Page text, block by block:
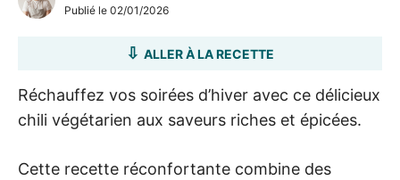
Publié le 02/01/2026
ALLER À LA RECETTE
Réchauffez vos soirées d’hiver avec ce délicieux
chili végétarien aux saveurs riches et épicées.
Cette recette réconfortante combine des